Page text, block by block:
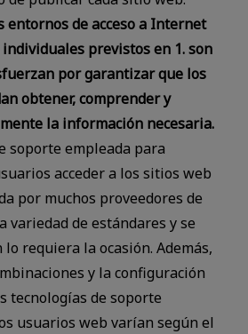
entornos de acceso a Internet
previstos en 1. son
por garantizar que los
obtener, comprender y
la información necesaria.
soporte empleada para
acceder a los sitios web
por muchos proveedores de
variedad de estándares y se
requiera la ocasión. Además,
y la configuración
tecnologías de soporte
usuarios web varían según el